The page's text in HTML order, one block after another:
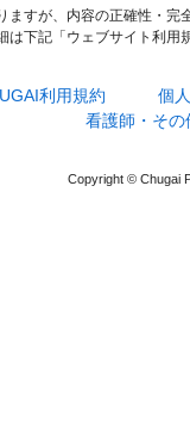
すが、内容の正確性・
下記「ウェブサイト利用
利用規約 個
看護師・その
Copyright © Chugai